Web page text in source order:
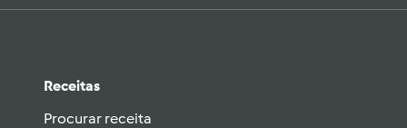
Receitas
Procurar receita